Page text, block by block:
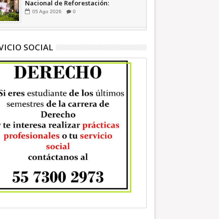
Nacional de Reforestación:
presidenta Sheinbaum +Video
05 Ago 2026 0
SOCIAL